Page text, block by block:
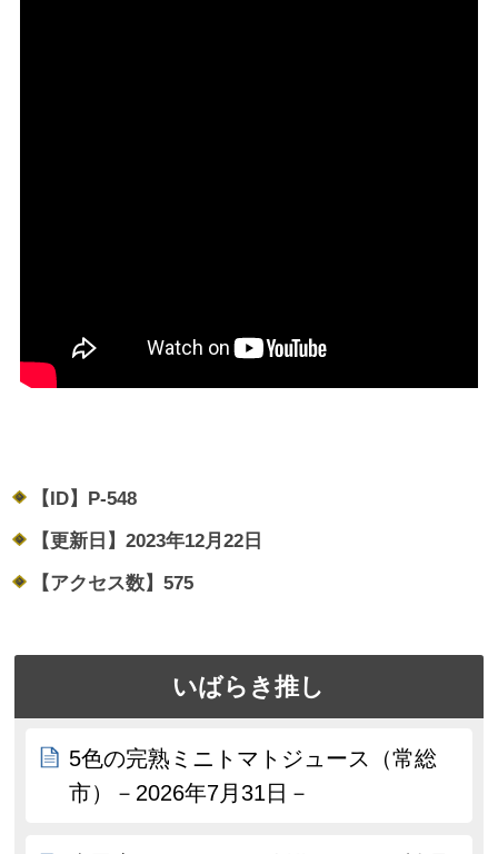
【ID】 P-548
【更新日】 2023年12月22日
【アクセス数】 575
いばらき推し
5色の完熟ミニトマトジュース（常総
市）－2026年7月31日－